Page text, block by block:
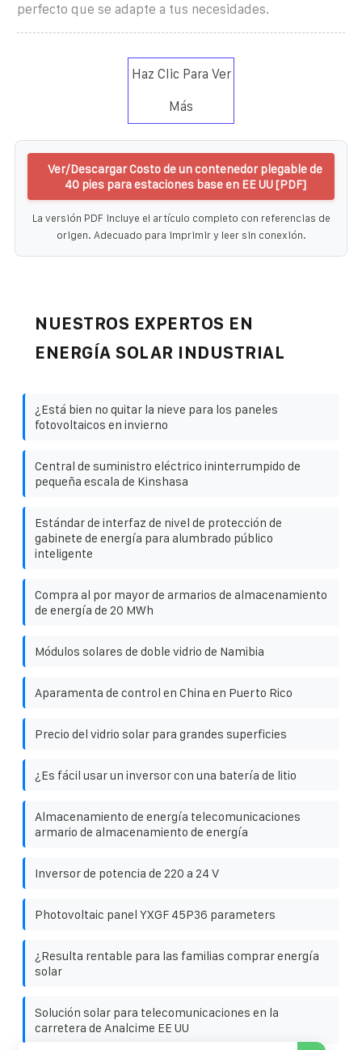
perfecto que se adapte a tus necesidades.
Haz Clic Para Ver
Más
Ver/Descargar Costo de un contenedor plegable de
40 pies para estaciones base en EE UU [PDF]
La versión PDF incluye el artículo completo con referencias de
origen. Adecuado para imprimir y leer sin conexión.
NUESTROS EXPERTOS EN
ENERGÍA SOLAR INDUSTRIAL
¿Está bien no quitar la nieve para los paneles
fotovoltaicos en invierno
Central de suministro eléctrico ininterrumpido de
pequeña escala de Kinshasa
Estándar de interfaz de nivel de protección de
gabinete de energía para alumbrado público
inteligente
Compra al por mayor de armarios de almacenamiento
de energía de 20 MWh
Módulos solares de doble vidrio de Namibia
Aparamenta de control en China en Puerto Rico
Precio del vidrio solar para grandes superficies
¿Es fácil usar un inversor con una batería de litio
Almacenamiento de energía telecomunicaciones
armario de almacenamiento de energía
Inversor de potencia de 220 a 24 V
Photovoltaic panel YXGF 45P36 parameters
¿Resulta rentable para las familias comprar energía
solar
Solución solar para telecomunicaciones en la
carretera de Analcime EE UU